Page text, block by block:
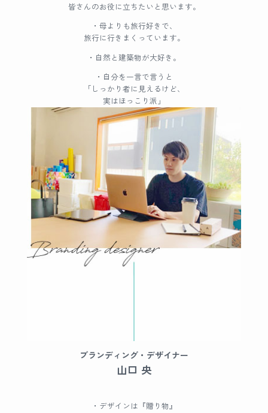
皆さんのお役に立ちたいと思います。
・母よりも旅行好きで、
旅行に行きまくっています。
・自然と建築物が大好き。
・自分を一言で言うと
「しっかり者に見えるけど、
実はほっこり派」
ブランディング・デザイナー
山口 央
・デザインは『贈り物』